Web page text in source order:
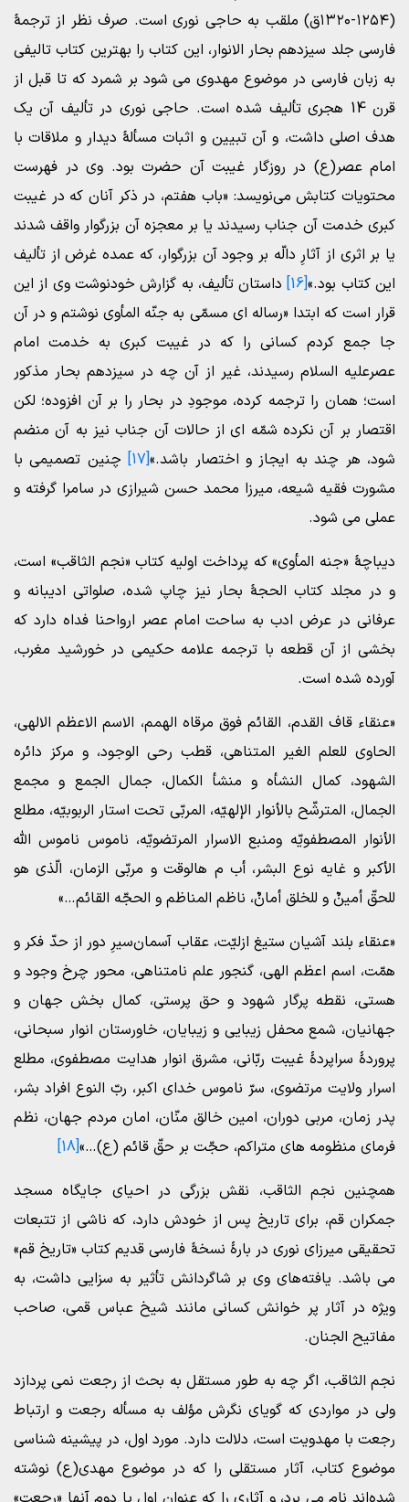
(۱۲۵۴-۱۳۲۰ق) ملقب به حاجی نوری است. صرف نظر از ترجمۀ
فارسی جلد سیزدهم بحار الانوار، این کتاب را بهترین کتاب تالیفی
به زبان فارسی در موضوع مهدوی می شود بر شمرد که تا قبل از
قرن 14 هجری تألیف شده است. حاجی نوری در تألیف آن یک
هدف اصلی داشت، و آن تبیین و اثبات مسألۀ دیدار و ملاقات با
امام عصر(ع) در روزگار غیبت آن حضرت بود. وی در فهرست
محتویات کتابش می‌نویسد: «باب هفتم، در ذکر آنان که در غیبت
کبری خدمت آن جناب رسیدند یا بر معجزه آن بزرگوار واقف شدند
یا بر اثری از آثارِ دالّه بر وجود آن بزرگوار، که عمده غرض از تألیف
این کتاب بود.»[16]
داستان تألیف، به گزارش خودنوشت وی از این
قرار است که ابتدا «رساله ای مسمّی به جنّه المأوی نوشتم و در آن
جا جمع کردم کسانی را که در غیبت کبری به خدمت امام
عصرعلیه السلام رسیدند، غیر از آن چه در سیزدهم بحار مذکور
است؛ همان را ترجمه کرده، موجودِ در بحار را بر آن افزوده؛ لکن
اقتصار بر آن نکرده شمّه ای از حالات آن جناب نیز به آن منضم
شود، هر چند به ایجاز و اختصار باشد.»[17]
چنین تصمیمی با
مشورت فقیه شیعه، میرزا محمد حسن شیرازی در سامرا گرفته و
عملی می شود.
دیباچۀ «جنه المأوی» که پرداخت اولیه کتاب «نجم الثاقب» است،
و در مجلد کتاب الحجۀ بحار نیز چاپ شده، صلواتی ادیبانه و
عرفانی در عرض ادب به ساحت امام عصر ارواحنا فداه دارد که
بخشی از آن قطعه با ترجمه علامه حکیمی در خورشید مغرب،
آورده شده است.
«عنقاء قاف القدم، القائم فوق مرقاه الهمم، الاسم الاعظم الالهی،
الحاوی للعلم الغیر المتناهی، قطب رحی الوجود، و مرکز دائره
الشهود، کمال النشأه و منشأ الکمال، جمال الجمع و مجمع
الجمال، المترشّح بالأنوار الإلهیّه، المربّی تحت استار الربوبیّه، مطلع
الأنوار المصطفویّه ومنبع الاسرار المرتضویّه، ناموس ناموس الله
الأکبر و غایه نوع البشر، أب م هالوقت و مربّی الزمان، الّذی هو
للحقّ أمینٌ و للخلق أمانٌ، ناظم المناظم و الحجّه القائم…»
«عنقاء بلند آشیان ستیغ ازلیّت، عقاب آسمان‌سیرِ دور از حدّ فکر و
همّت، اسم اعظم الهی، گنجور علم نامتناهی، محور چرخ وجود و
هستی، نقطه پرگار شهود و حق پرستی، کمال بخش جهان و
جهانیان، شمع محفل زیبایی و زیبایان، خاورستان انوار سبحانی،
پروردۀ سراپردۀ غیبت ربّانی، مشرق انوار هدایت مصطفوی، مطلع
اسرار ولایت مرتضوی، سرّ ناموس خدای اکبر، ربّ النوع افراد بشر،
پدر زمان، مربی دوران، امین خالق منّان، امان مردم جهان، نظم
فرمای منظومه های متراکم، حجّت بر حقّ قائم (ع)…»[18]
همچنین نجم الثاقب، نقش بزرگی در احیای جایگاه مسجد
جمکران قم، برای تاریخ پس از خودش دارد، که ناشی از تتبعات
تحقیقی میرزای نوری در بارۀ نسخۀ فارسی قدیم کتاب «تاریخ قم»
می باشد. یافته‌های وی بر شاگردانش تأثیر به سزایی داشت، به
ویژه در آثار پر خوانش کسانی مانند شیخ عباس قمی، صاحب
مفاتیح الجنان.
نجم الثاقب، اگر چه به طور مستقل به بحث از رجعت نمی پردازد
ولی در مواردی که گویای نگرش مؤلف به مسأله رجعت و ارتباط
رجعت با مهدویت است، دلالت دارد. مورد اول، در پیشینه شناسی
موضوع کتاب، آثار مستقلی را که در موضوع مهدی(ع) نوشته